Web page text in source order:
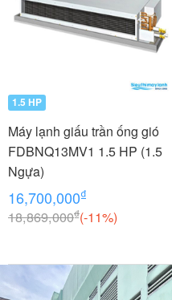
1.5 HP
Máy lạnh giấu trần ống gió
FDBNQ13MV1 1.5 HP (1.5
Ngựa)
16,700,000₫
18,869,000₫(-11%)